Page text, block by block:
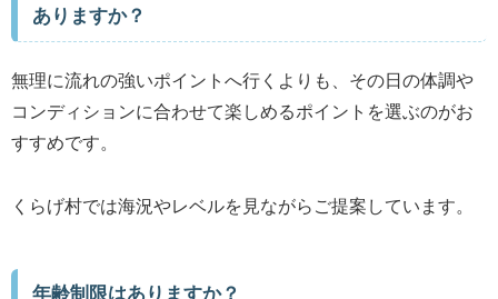
ありますか？
無理に流れの強いポイントへ行くよりも、その日の体調や
コンディションに合わせて楽しめるポイントを選ぶのがお
すすめです。
くらげ村では海況やレベルを見ながらご提案しています。
年齢制限はありますか？